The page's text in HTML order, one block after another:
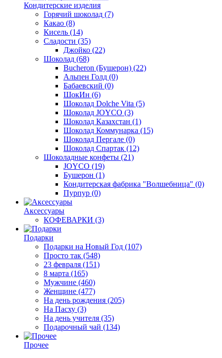
Кондитерские изделия
Горячий шоколад (7)
Какао (8)
Кисель (14)
Сладости (35)
Джойко (22)
Шоколад (68)
Bucheron (Бушерон) (22)
Альпен Голд (0)
Бабаевский (0)
ШокИн (6)
Шоколад Dolche Vita (5)
Шоколад JOYCO (3)
Шоколад Казахстан (1)
Шоколад Коммунарка (15)
Шоколад Пергале (0)
Шоколад Спартак (12)
Шоколадные конфеты (21)
JOYCO (19)
Бушерон (1)
Кондитерская фабрика "Волшебница" (0)
Пурпур (0)
Аксессуары
КОФЕВАРКИ (3)
Подарки
Подарки на Новый Год (107)
Просто так (548)
23 февраля (151)
8 марта (165)
Мужчине (460)
Женщине (477)
На день рождения (205)
На Пасху (3)
На день учителя (35)
Подарочный чай (134)
Прочее